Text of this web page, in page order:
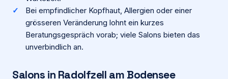
Bei empfindlicher Kopfhaut, Allergien oder einer
grösseren Veränderung lohnt ein kurzes
Beratungsgespräch vorab; viele Salons bieten das
unverbindlich an.
Salons in Radolfzell am Bodensee